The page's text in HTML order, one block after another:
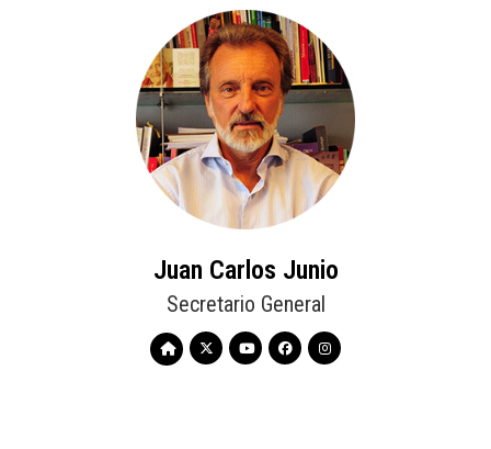
Juan Carlos Junio
Secretario General